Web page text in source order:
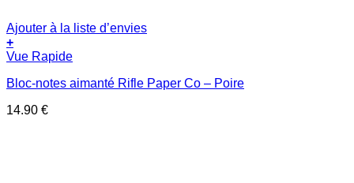
Ajouter à la liste d’envies
+
Vue Rapide
Bloc-notes aimanté Rifle Paper Co – Poire
14.90 €